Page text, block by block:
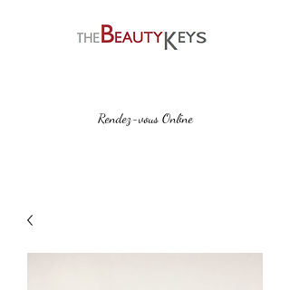
Rendez-vous Online